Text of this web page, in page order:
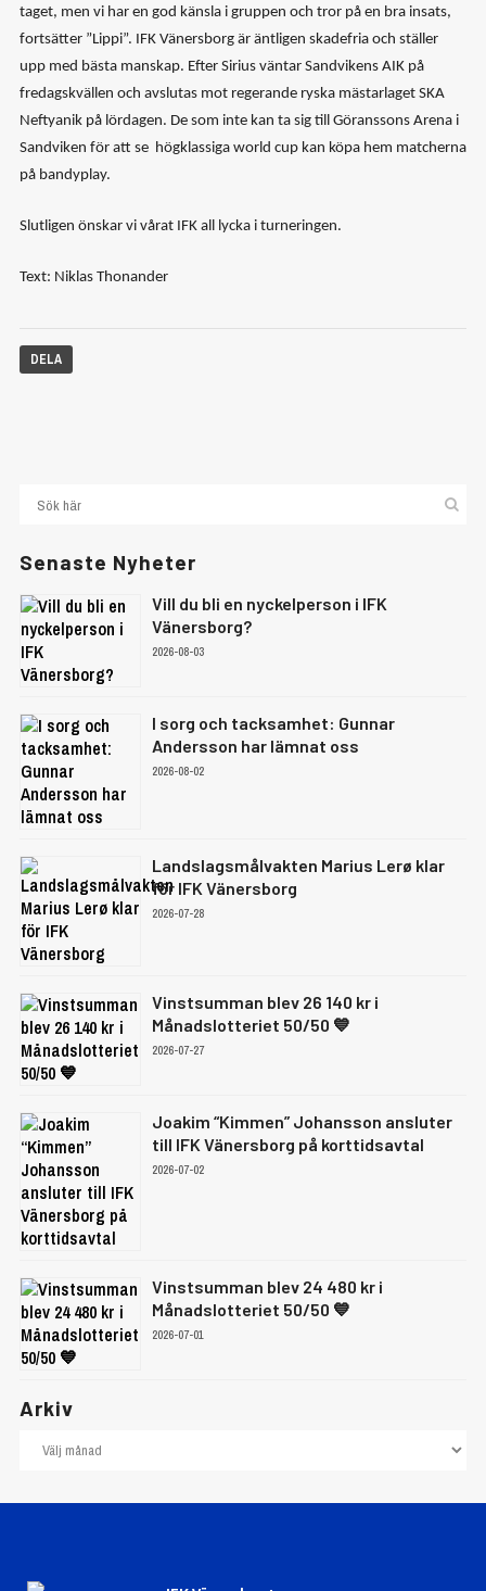
taget, men vi har en god känsla i gruppen och tror på en bra insats,
fortsätter ”Lippi”. IFK Vänersborg är äntligen skadefria och ställer
upp med bästa manskap. Efter Sirius väntar Sandvikens AIK på
fredagskvällen och avslutas mot regerande ryska mästarlaget SKA
Neftyanik på lördagen. De som inte kan ta sig till Göranssons Arena i
Sandviken för att se högklassiga world cup kan köpa hem matcherna
på bandyplay.
Slutligen önskar vi vårat IFK all lycka i turneringen.
Text: Niklas Thonander
DELA
Senaste Nyheter
Vill du bli en nyckelperson i IFK
Vänersborg?
2026-08-03
I sorg och tacksamhet: Gunnar
Andersson har lämnat oss
2026-08-02
Landslagsmålvakten Marius Lerø klar
för IFK Vänersborg
2026-07-28
Vinstsumman blev 26 140 kr i
Månadslotteriet 50/50 💙
2026-07-27
Joakim “Kimmen” Johansson ansluter
till IFK Vänersborg på korttidsavtal
2026-07-02
Vinstsumman blev 24 480 kr i
Månadslotteriet 50/50 💙
2026-07-01
Arkiv